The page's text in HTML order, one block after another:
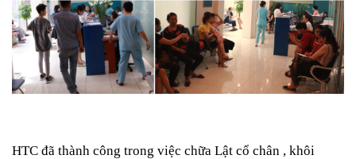
HTC đã thành công trong việc chữa Lật cổ chân , khôi